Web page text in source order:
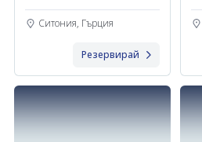
Ситония, Гърция
Резервирай